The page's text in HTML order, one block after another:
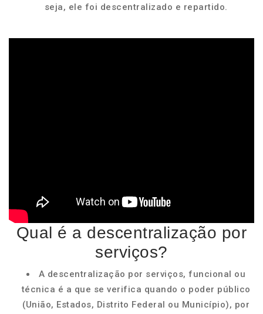
seja, ele foi descentralizado e repartido.
Qual é a descentralização por
serviços?
A descentralização por serviços, funcional ou
técnica é a que se verifica quando o poder público
(União, Estados, Distrito Federal ou Município), por